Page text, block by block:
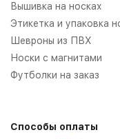
Вышивка на носках
Этикетка и упаковка
Шевроны из ПВХ
Носки с магнитами
Футболки на заказ
Способы оплаты